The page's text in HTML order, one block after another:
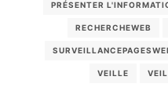
PRÉSENTER
RECHERCHEWEB
VEILLE